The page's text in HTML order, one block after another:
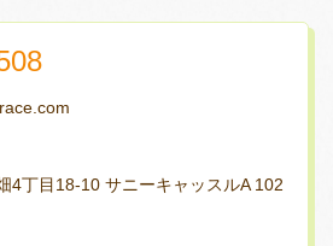
4丁目18-10 サニーキャッスルA 102